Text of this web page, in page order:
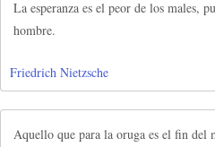
La esperanza es el peor de los males,
hombre.
Friedrich Nietzsche
Aquello que para la oruga es el fin del